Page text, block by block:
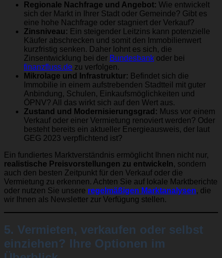
Regionale Nachfrage und Angebot: Wie entwickelt
sich der Markt in Ihrer Stadt oder Gemeinde? Gibt es
eine hohe Nachfrage oder stagniert der Verkauf?
Zinsniveau: Ein steigender Leitzins kann potenzielle
Käufer abschrecken und somit den Immobilienwert
kurzfristig senken. Daher lohnt es sich, die
Zinsentwicklung bei der Bundesbank oder bei
finanzfluss.de zu verfolgen.
Mikrolage und Infrastruktur: Befindet sich die
Immobilie in einem aufstrebenden Stadtteil mit guter
Anbindung, Schulen, Einkaufsmöglichkeiten und
ÖPNV? All das wirkt sich auf den Wert aus.
Zustand und Modernisierungsgrad: Muss vor einem
Verkauf oder einer Vermietung renoviert werden? Oder
besteht bereits ein aktueller Energieausweis, der laut
GEG 2023 verpflichtend ist?
Ein fundiertes Marktverständnis ermöglicht Ihnen nicht nur,
realistische Preisvorstellungen zu entwickeln, sondern
auch den besten Zeitpunkt für den Verkauf oder die
Vermietung zu erkennen. Achten Sie auf lokale Marktberichte
oder nutzen Sie unsere regelmäßigen Marktanalysen, die
wir Ihnen als Newsletter zur Verfügung stellen.
5. Vermieten, verkaufen oder selbst
einziehen? Ihre Optionen im